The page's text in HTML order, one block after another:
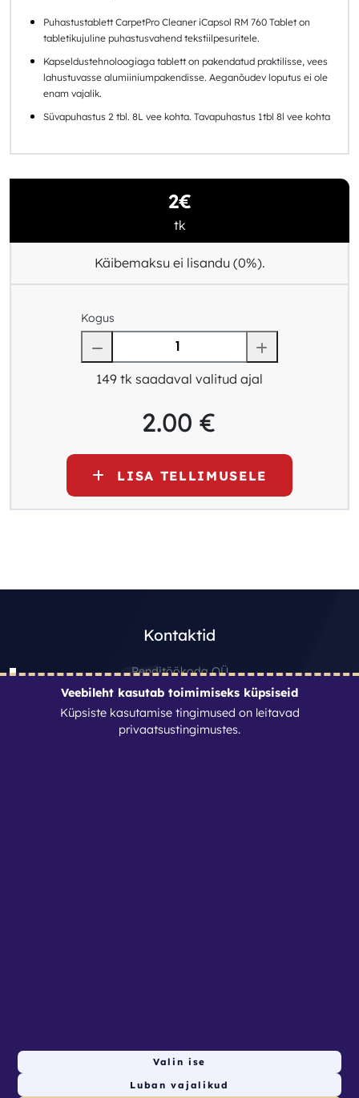
Puhastustablett CarpetPro Cleaner iCapsol RM 760 Tablet on
tabletikujuline puhastusvahend tekstiilpesuritele.
Kapseldustehnoloogiaga tablett on pakendatud praktilisse, vees
lahustuvasse alumiiniumpakendisse. Aeganõudev loputus ei ole
enam vajalik.
Süvapuhastus 2 tbl. 8L vee kohta. Tavapuhastus 1tbl 8l vee kohta
2€
tk
Käibemaksu ei lisandu (0%).
Kogus
149 tk saadaval valitud ajal
149 tk saadaval valitud ajal
2.00 €
LISA TELLIMUSELE
Kontaktid
Renditöökoda OÜ
Reg. nr: 11970813
info@renditookoda.ee
+3725104024
Veebileht kasutab toimimiseks küpsiseid
Küpsiste kasutamise tingimused on leitavad
privaatsustingimustes.
Valin ise
Luban vajalikud